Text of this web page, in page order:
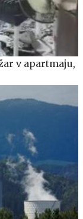
v apartmaju,